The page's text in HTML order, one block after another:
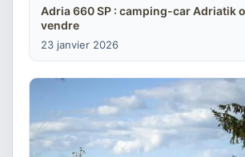
Adria 660 SP : camping-car Adriatik
vendre
23 janvier 2026